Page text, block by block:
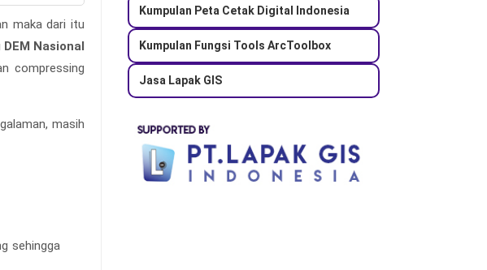
maka dari itu
DEM Nasional
compressing
masih
sehingga
Kumpulan Peta Cetak Digital Indonesia
Kumpulan Fungsi Tools ArcToolbox
Jasa Lapak GIS